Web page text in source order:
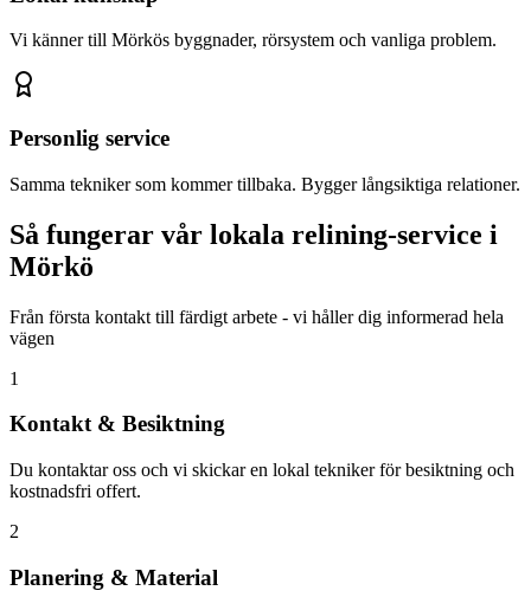
Vi känner till Mörkös byggnader, rörsystem och vanliga problem.
Personlig service
Samma tekniker som kommer tillbaka. Bygger långsiktiga relationer.
Så fungerar vår lokala relining-service i
Mörkö
Från första kontakt till färdigt arbete - vi håller dig informerad hela
vägen
1
Kontakt & Besiktning
Du kontaktar oss och vi skickar en lokal tekniker för besiktning och
kostnadsfri offert.
2
Planering & Material